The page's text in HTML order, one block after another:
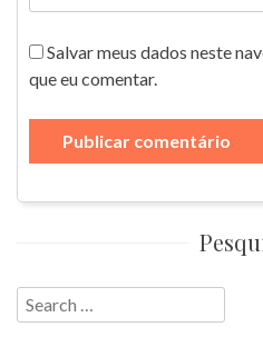
Salvar meus dados neste
que eu comentar.
Search
for: